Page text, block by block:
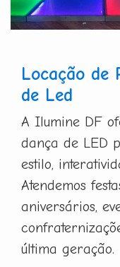
Locação de
de Led
A Ilumine DF
dança de LED
estilo,
Atendemos
aniversários,
última geração.